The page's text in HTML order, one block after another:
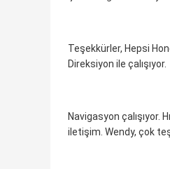
Teşekkürler, Hepsi
Direksiyon ile çalışıyor.
Navigasyon çalışıyor.
iletişim. Wendy, çok